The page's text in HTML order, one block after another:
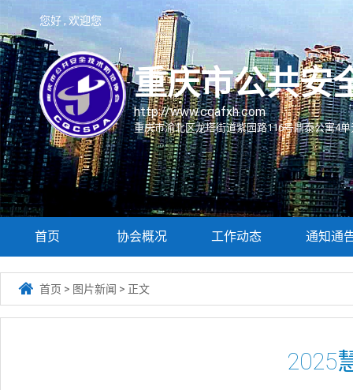
您好 , 欢迎您
重庆市公共安
http://www.cqafxh.com
重庆市渝北区龙塔街道紫园路116号鼎泰公寓4单
首页 协会概况 工作动态 通知通
 首页 > 图片新闻 > 正文
2025